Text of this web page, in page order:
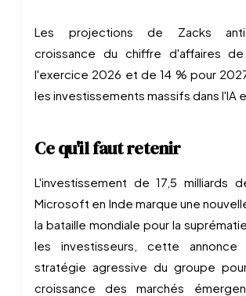
Les projections de Zacks
croissance du chiffre d'affaires
l'exercice 2026 et de 14 % pour
les investissements massifs dans l'IA
Ce qu'il faut retenir
L'investissement de 17,5 milliards
Microsoft en Inde marque une
la bataille mondiale pour la
les investisseurs, cette annonce
stratégie agressive du groupe
croissance des marchés